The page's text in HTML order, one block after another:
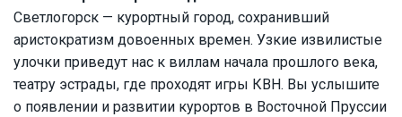
Светлогорск — курортный город, сохранивший
аристократизм довоенных времен. Узкие извилистые
улочки приведут нас к виллам начала прошлого века,
театру эстрады, где проходят игры КВН. Вы услышите
о появлении и развитии курортов в Восточной Пруссии